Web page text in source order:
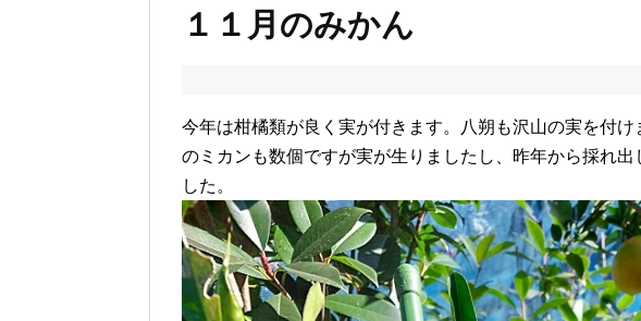
１１月のみかん
今年は柑橘類が良く実が付きます。八朔も沢山の実を付
のミカンも数個ですが実が生りましたし、昨年から採れ
した。